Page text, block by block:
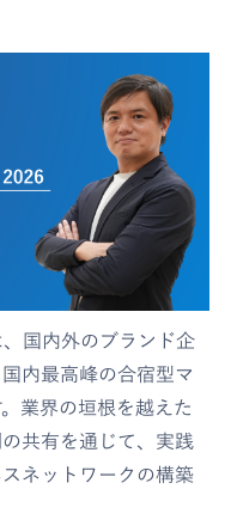
、国内外のブランド企
内最高峰の合宿型マ
業界の垣根を越えた
共有を通じて、実践
ネットワークの構築